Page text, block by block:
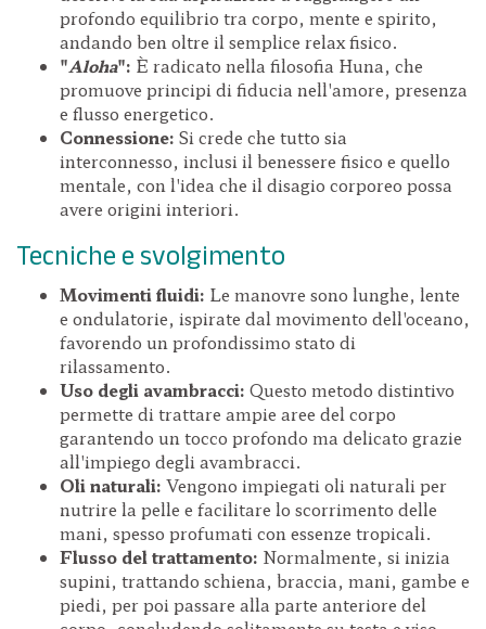
profondo equilibrio tra corpo, mente e spirito,
andando ben oltre il semplice relax fisico.
"Aloha": È radicato nella filosofia Huna, che
promuove principi di fiducia nell'amore, presenza
e flusso energetico.
Connessione: Si crede che tutto sia
interconnesso, inclusi il benessere fisico e quello
mentale, con l'idea che il disagio corporeo possa
avere origini interiori.
Tecniche e svolgimento
Movimenti fluidi: Le manovre sono lunghe, lente
e ondulatorie, ispirate dal movimento dell'oceano,
favorendo un profondissimo stato di
rilassamento.
Uso degli avambracci: Questo metodo distintivo
permette di trattare ampie aree del corpo
garantendo un tocco profondo ma delicato grazie
all'impiego degli avambracci.
Oli naturali: Vengono impiegati oli naturali per
nutrire la pelle e facilitare lo scorrimento delle
mani, spesso profumati con essenze tropicali.
Flusso del trattamento: Normalmente, si inizia
supini, trattando schiena, braccia, mani, gambe e
piedi, per poi passare alla parte anteriore del